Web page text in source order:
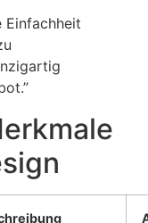
Einfachheit